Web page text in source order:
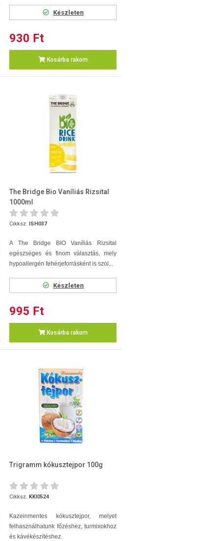
Készleten
930 Ft
Kosárba rakom
The Bridge Bio Vaníliás Rizsital
1000ml
Cikksz. ISH037
A The Bridge BIO Vaníliás Rizsital
egészséges és finom választás, mely
hypoallergén fehérjeforrásként is szol...
Készleten
995 Ft
Kosárba rakom
Trigramm kókusztejpor 100g
Cikksz. KKI0524
Kazeinmentes kókusztejpor, melyet
felhasználhatunk főzéshez, turmixokhoz
és kávékészítéshez.